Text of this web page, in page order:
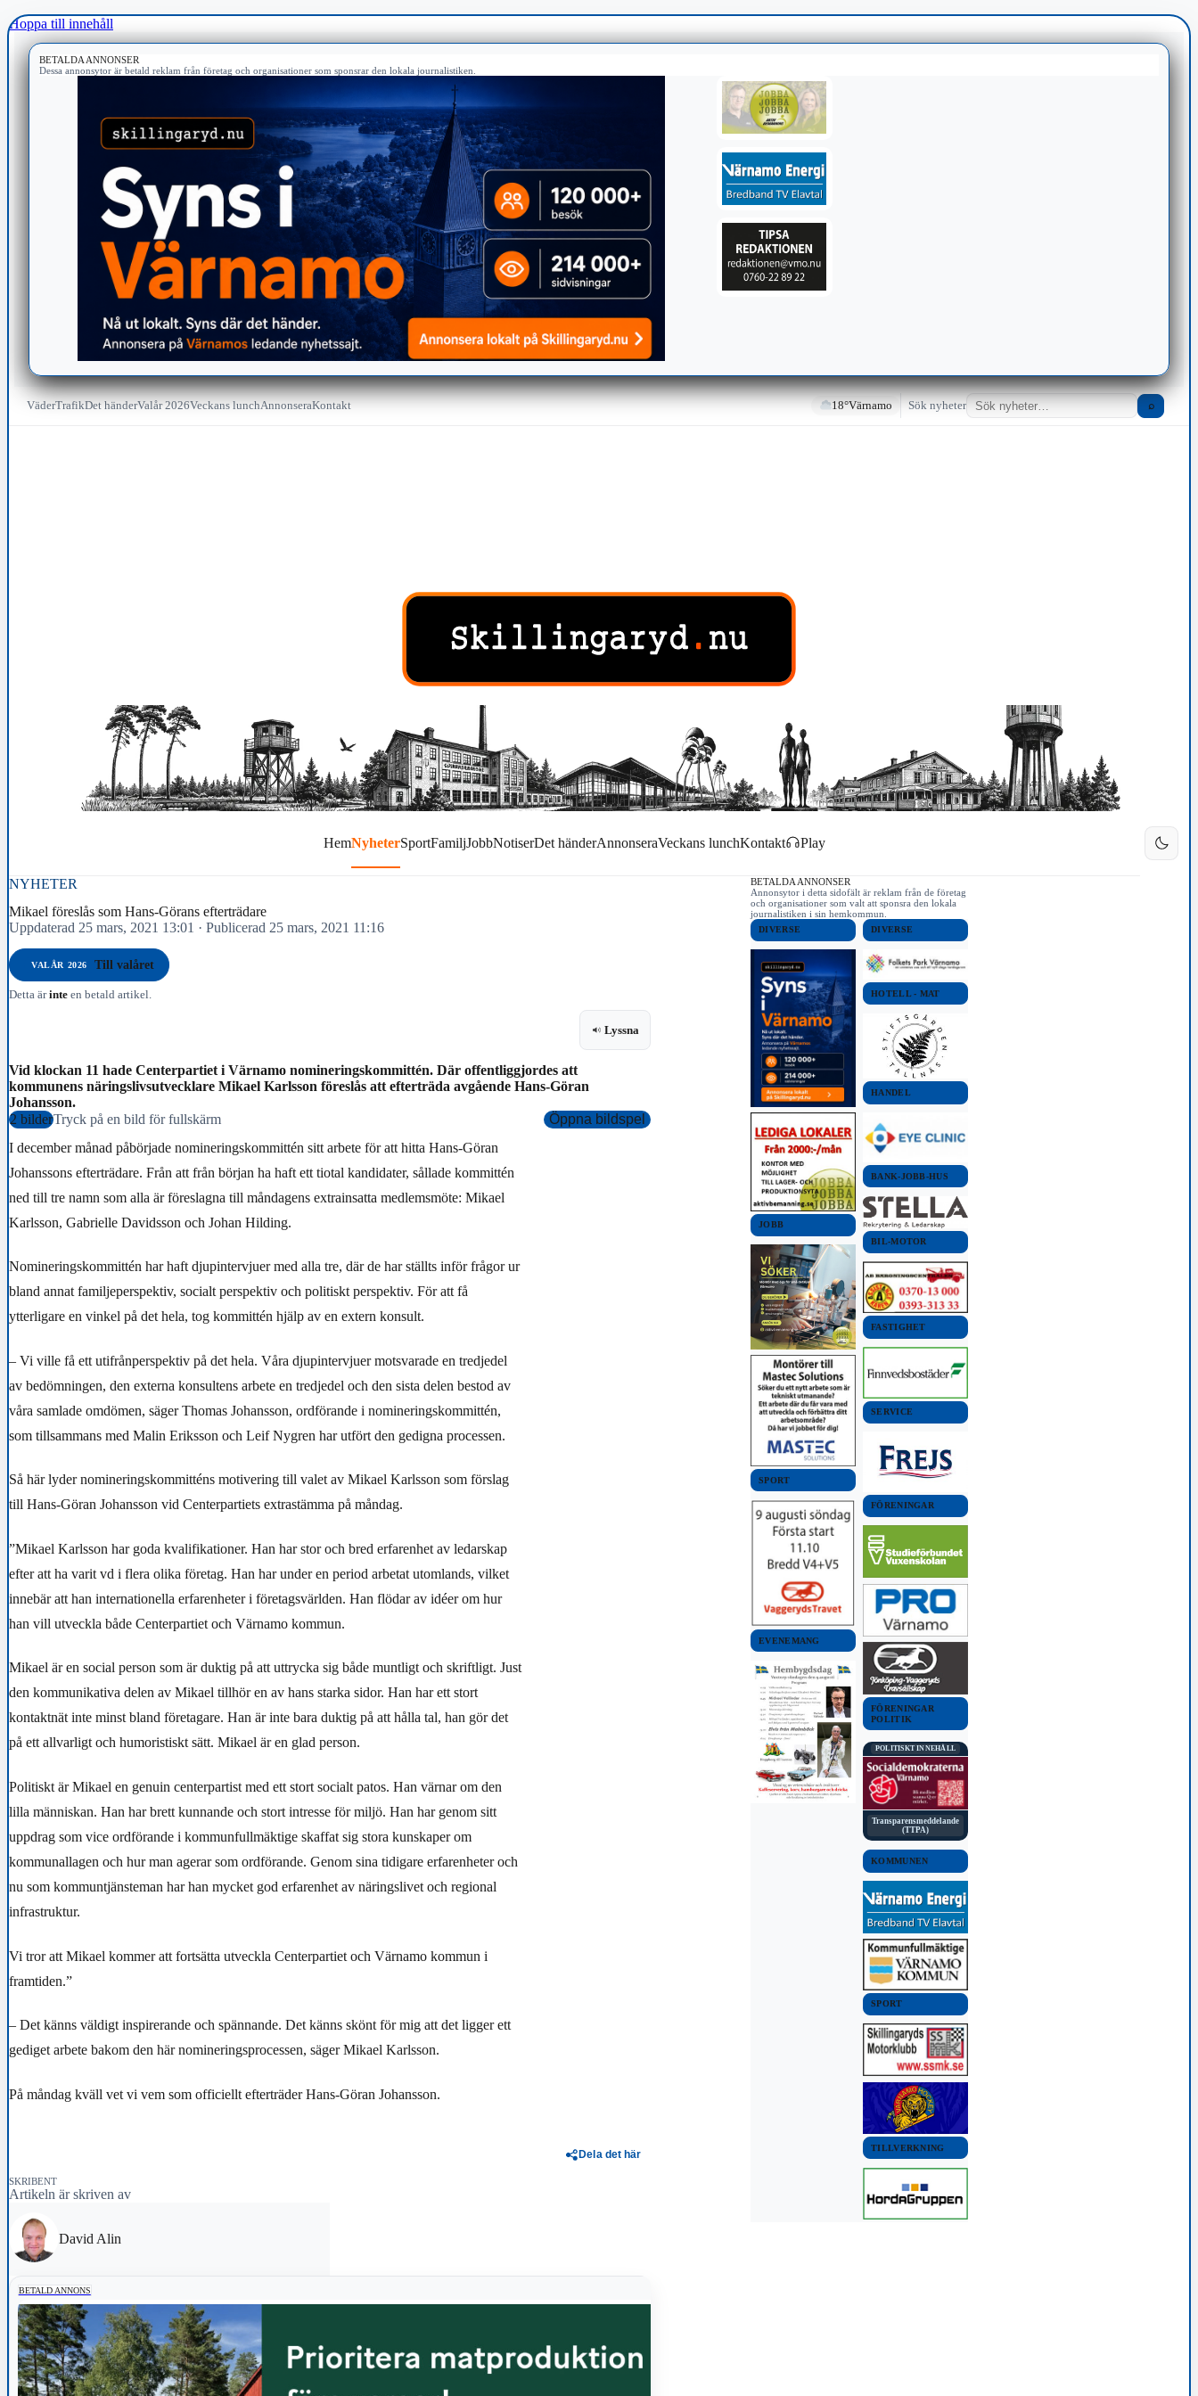
Hoppa till innehåll
BETALDA ANNONSER
Dessa annonsytor är betald reklam från företag och organisationer som sponsrar den lokala journalistiken.
VäderTrafikDet händerValår 2026Veckans lunchAnnonseraKontakt 18°Värnamo Sök nyheter ⌕
HemNyheterSportFamiljJobbNotiserDet händerAnnonseraVeckans lunchKontakt Play
NYHETER
Mikael föreslås som Hans-Görans efterträdare
Uppdaterad 25 mars, 2021 13:01 · Publicerad 25 mars, 2021 11:16
VALÅR 2026 Till valåret
Detta ärinte en betald artikel.
Lyssna
Vid klockan 11 hade Centerpartiet i Värnamo nomineringskommittén. Där offentliggjordes att
kommunens näringslivsutvecklare Mikael Karlsson föreslås att efterträda avgående Hans-Göran
Johansson.
2 bilderTryck på en bild för fullskärm
Öppna bildspel
I december månad påbörjade nomineringskommittén sitt arbete för att hitta Hans-Göran
Johanssons efterträdare. Från att från början ha haft ett tiotal kandidater, sållade kommittén
ned till tre namn som alla är föreslagna till måndagens extrainsatta medlemsmöte: Mikael
Karlsson, Gabrielle Davidsson och Johan Hilding.
Nomineringskommittén har haft djupintervjuer med alla tre, där de har ställts inför frågor ur
bland annat familjeperspektiv, socialt perspektiv och politiskt perspektiv. För att få
ytterligare en vinkel på det hela, tog kommittén hjälp av en extern konsult.
– Vi ville få ett utifrånperspektiv på det hela. Våra djupintervjuer motsvarade en tredjedel
av bedömningen, den externa konsultens arbete en tredjedel och den sista delen bestod av
våra samlade omdömen, säger Thomas Johansson, ordförande i nomineringskommittén,
som tillsammans med Malin Eriksson och Leif Nygren har utfört den gedigna processen.
Så här lyder nomineringskommitténs motivering till valet av Mikael Karlsson som förslag
till Hans-Göran Johansson vid Centerpartiets extrastämma på måndag.
”Mikael Karlsson har goda kvalifikationer. Han har stor och bred erfarenhet av ledarskap
efter att ha varit vd i flera olika företag. Han har under en period arbetat utomlands, vilket
innebär att han internationella erfarenheter i företagsvärlden. Han flödar av idéer om hur
han vill utveckla både Centerpartiet och Värnamo kommun.
Mikael är en social person som är duktig på att uttrycka sig både muntligt och skriftligt. Just
den kommunikativa delen av Mikael tillhör en av hans starka sidor. Han har ett stort
kontaktnät inte minst bland företagare. Han är inte bara duktig på att hålla tal, han gör det
på ett allvarligt och humoristiskt sätt. Mikael är en glad person.
Politiskt är Mikael en genuin centerpartist med ett stort socialt patos. Han värnar om den
lilla människan. Han har brett kunnande och stort intresse för miljö. Han har genom sitt
uppdrag som vice ordförande i kommunfullmäktige skaffat sig stora kunskaper om
kommunallagen och hur man agerar som ordförande. Genom sina tidigare erfarenheter och
nu som kommuntjänsteman har han mycket god erfarenhet av näringslivet och regional
infrastruktur.
Vi tror att Mikael kommer att fortsätta utveckla Centerpartiet och Värnamo kommun i
framtiden.”
– Det känns väldigt inspirerande och spännande. Det känns skönt för mig att det ligger ett
gediget arbete bakom den här nomineringsprocessen, säger Mikael Karlsson.
På måndag kväll vet vi vem som officiellt efterträder Hans-Göran Johansson.
Dela det här
SKRIBENT
Artikeln är skriven av
David Alin
BETALD ANNONS
BETALDA ANNONSER
Annonsytor i detta sidofält är reklam från de företag
och organisationer som valt att sponsra den lokala
journalistiken i sin hemkommun.
DIVERSE
JOBB
SPORT
EVENEMANG
DIVERSE
HOTELL - MAT
HANDEL
BANK-JOBB-HUS
BIL-MOTOR
FASTIGHET
SERVICE
FÖRENINGAR
FÖRENINGAR
POLITIK
POLITISKT INNEHÅLL
Transparensmeddelande
(TTPA)
KOMMUNEN
SPORT
TILLVERKNING